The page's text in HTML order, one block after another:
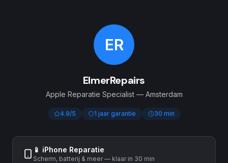
ER
ElmerRepairs
Apple Reparatie Specialist — Amsterdam
4.9/5 1 jaar garantie 30 min
📱 iPhone Reparatie
Scherm, batterij & meer — klaar in 30 min